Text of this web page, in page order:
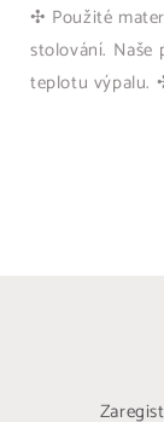
✣ Použité
stolování. Naše
teplotu výpalu.